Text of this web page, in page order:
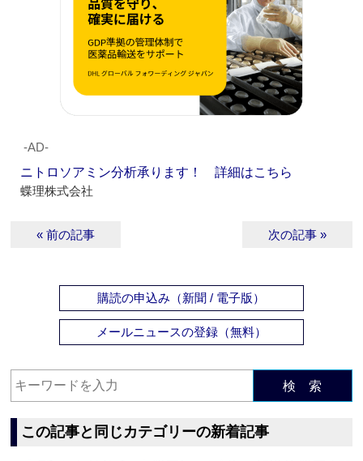
‐AD‐
ニトロソアミン分析承ります！ 詳細はこちら
蝶理株式会社
« 前の記事 次の記事 »
購読の申込み（新聞 / 電子版）
メールニュースの登録（無料）
検 索
この記事と同じカテゴリーの新着記事